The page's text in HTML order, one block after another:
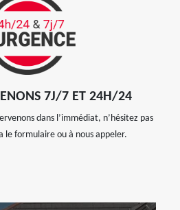
7J/7 ET 24H/24
dans l’immédiat, n’hésitez pas
le formulaire ou à nous appeler.